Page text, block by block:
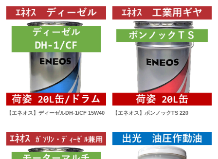
【エネオス】ディーゼルDH-1/CF 15W40 【エネオス】ボンノックTS 220